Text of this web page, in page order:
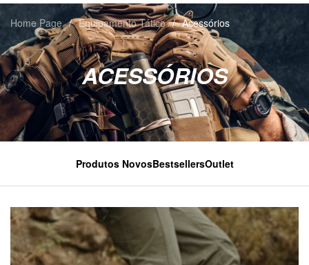
ACESSÓRIOS
Home Page / Equipamento Tático / Acessórios
Produtos NovosBestsellersOutlet